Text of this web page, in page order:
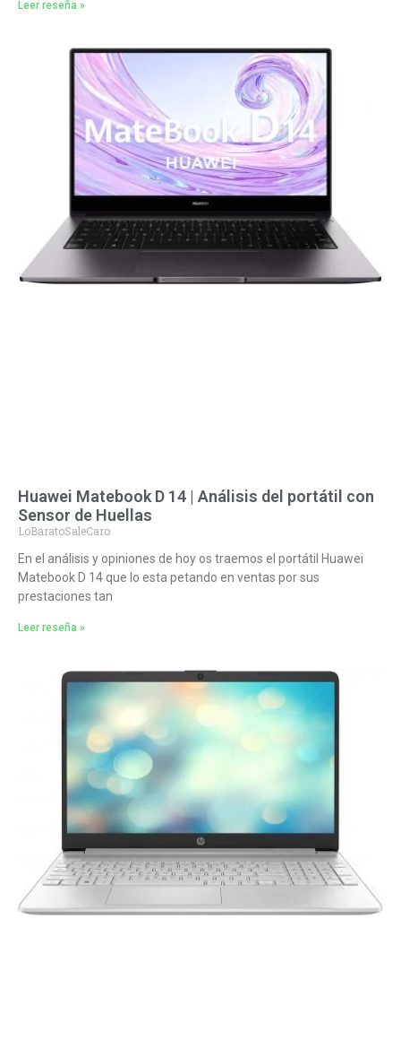
Leer reseña »
Huawei Matebook D 14 | Análisis del portátil con
Sensor de Huellas
LoBaratoSaleCaro
En el análisis y opiniones de hoy os traemos el portátil Huawei
Matebook D 14 que lo esta petando en ventas por sus
prestaciones tan
Leer reseña »